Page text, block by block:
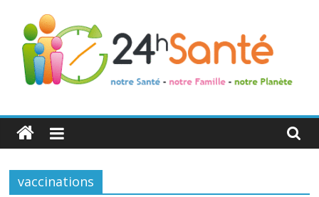
24h
Santé
Lavaccinations